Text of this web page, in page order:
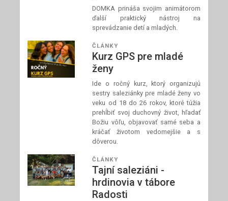
DOMKA prináša svojim animátorom
ďalší praktický nástroj na
sprevádzanie detí a mladých.
ČLÁNKY
Kurz GPS pre mladé
ženy
Ide o ročný kurz, ktorý organizujú
sestry saleziánky pre mladé ženy vo
veku od 18 do 26 rokov, ktoré túžia
prehĺbiť svoj duchovný život, hľadať
Božiu vôľu, objavovať samé seba a
kráčať životom vedomejšie a s
dôverou.
ČLÁNKY
Tajní saleziáni -
hrdinovia v tábore
Radosti